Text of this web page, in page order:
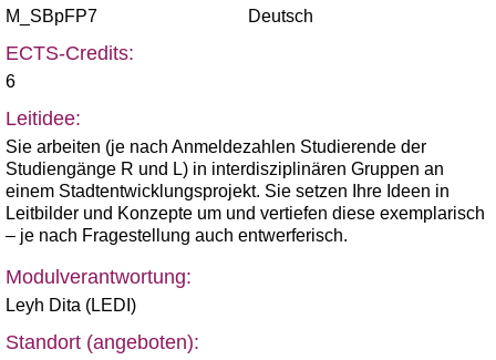
M_SBpFP7 Deutsch
ECTS-Credits:
6
Leitidee:
Sie arbeiten (je nach Anmeldezahlen Studierende der
Studiengänge R und L) in interdisziplinären Gruppen an
einem Stadtentwicklungsprojekt. Sie setzen Ihre Ideen in
Leitbilder und Konzepte um und vertiefen diese exemplarisch
– je nach Fragestellung auch entwerferisch.
Modulverantwortung:
Leyh Dita (LEDI)
Standort (angeboten):